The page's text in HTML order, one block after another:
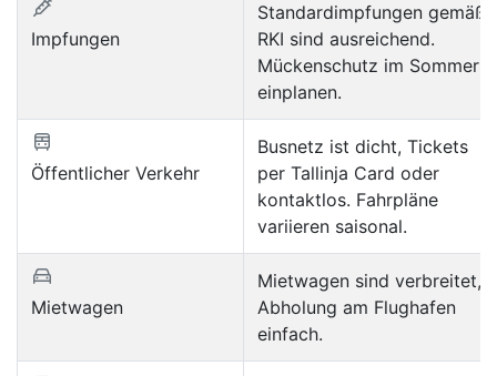
Impfungen
Standardimpfungen gemäß
RKI sind ausreichend.
Mückenschutz im Sommer
einplanen.
Öffentlicher Verkehr
Busnetz ist dicht, Tickets
per Tallinja Card oder
kontaktlos. Fahrpläne
variieren saisonal.
Mietwagen
Mietwagen sind verbreitet,
Abholung am Flughafen
einfach.